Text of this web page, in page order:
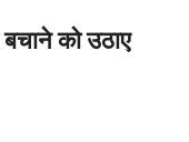
को उठाए